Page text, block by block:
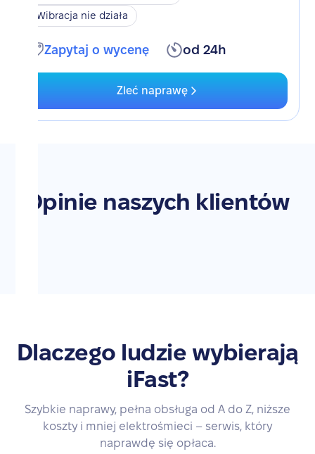
Wibracja nie działa
Zapytaj o wycenę od 24h
Zleć naprawę
Opinie naszych klientów
Dlaczego ludzie wybierają
iFast?
Szybkie naprawy, pełna obsługa od A do Z, niższe
koszty i mniej elektrośmieci – serwis, który
naprawdę się opłaca.